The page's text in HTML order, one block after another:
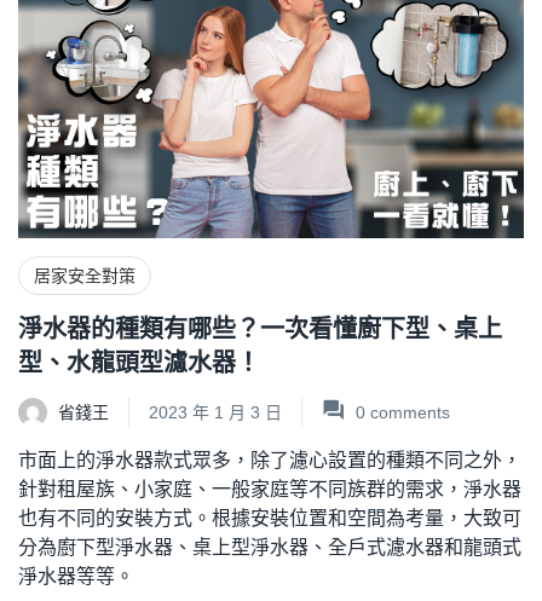
居家安全對策
淨水器的種類有哪些？一次看懂廚下型、桌上
型、水龍頭型濾水器！
省錢王 2023 年 1 月 3 日 0 comments
市面上的淨水器款式眾多，除了濾心設置的種類不同之外，
針對租屋族、小家庭、一般家庭等不同族群的需求，淨水器
也有不同的安裝方式。根據安裝位置和空間為考量，大致可
分為廚下型淨水器、桌上型淨水器、全戶式濾水器和龍頭式
淨水器等等。